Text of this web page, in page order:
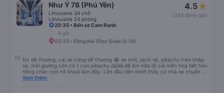
Như Ý 78 (Phú Yên)
Limousine 34 chỗ
Limousine 24 phòng
4.5
(284 đánh giá)
20:35 • Bến xe Cam Ranh
6 giờ
02:35 • Đồng Nai (Dọc Quốc lộ 1A)
Nv dễ thương, cái xe cũng dễ thương 😂 xe mới, sạch sẽ, pikachu treo khắp
xe, mỗi giường còn có 1 con pikachu dàiiiiii để ôm nữa 🤣 cái mền hoạ tiết heo
hồng chắc con nít khoái lắm đây. Lần đầu tiên mình thấy có nhà xe chuẩn bị
cả bàn chải đánh răng. Có 2 ông bà cụ lên xe còn được nv dẫn tới tận nơi để
Xem thêm